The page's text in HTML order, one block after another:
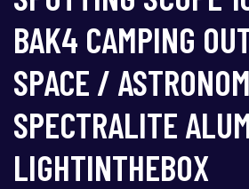
BAK4 CAMPING
SPACE /
SPECTRALITE
LIGHTINTHEBOX